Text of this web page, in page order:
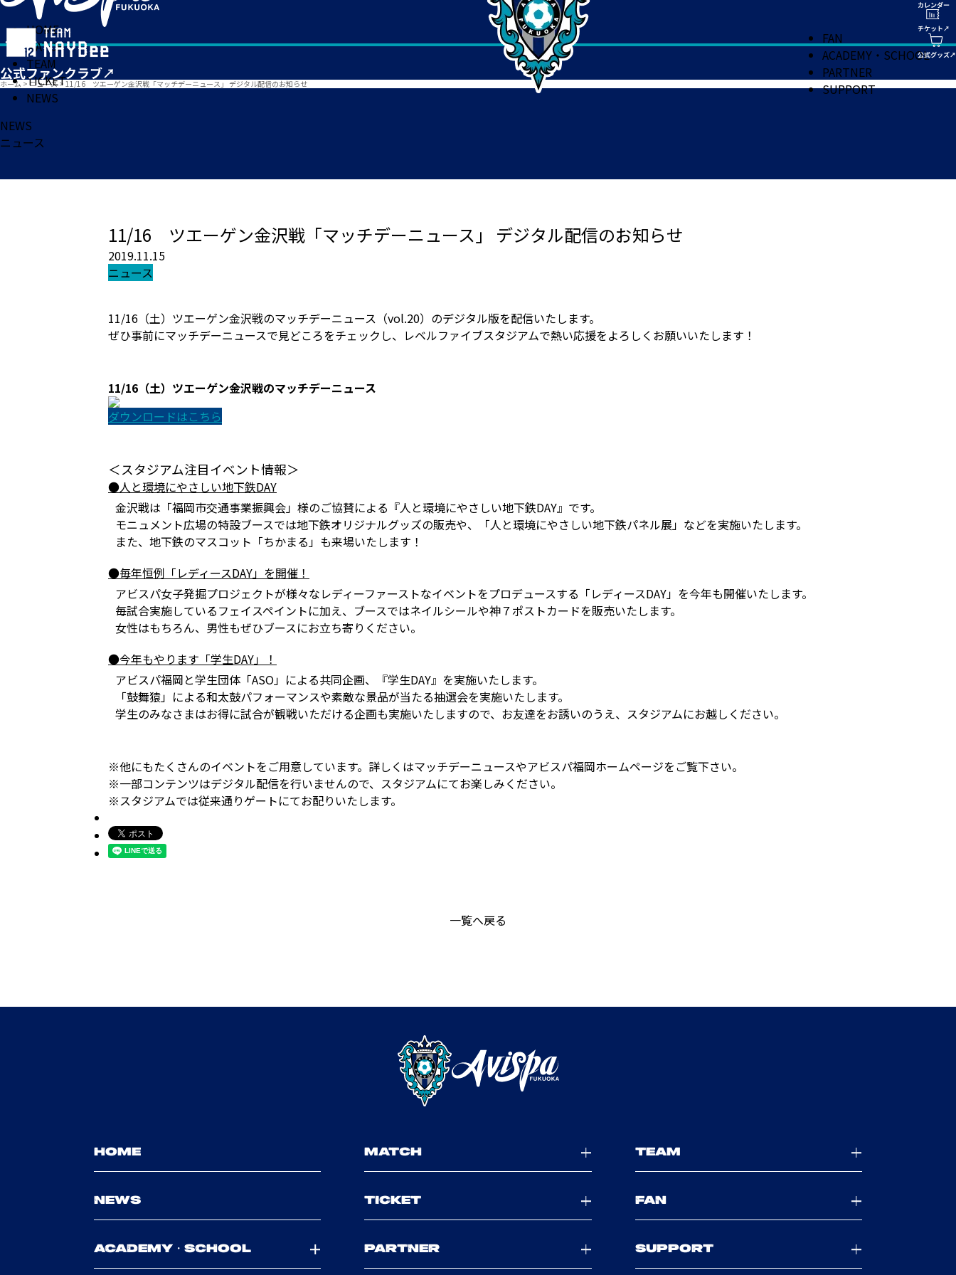
HOME
MATCH
TEAM
TICKET
NEWS
FAN
ACADEMY・SCHOOL
PARTNER
SUPPORT
ホーム > ニュース> 11/16 ツエーゲン金沢戦「マッチデーニュース」 デジタル配信のお知らせ
NEWS
ニュース
11/16 ツエーゲン金沢戦「マッチデーニュース」 デジタル配信のお知らせ
2019.11.15
ニュース
11/16（土）ツエーゲン金沢戦のマッチデーニュース（vol.20）のデジタル版を配信いたします。
ぜひ事前にマッチデーニュースで見どころをチェックし、レベルファイブスタジアムで熱い応援をよろしくお願いいたします！
11/16（土）ツエーゲン金沢戦のマッチデーニュース
ダウンロードはこちら
＜スタジアム注目イベント情報＞
●人と環境にやさしい地下鉄DAY
金沢戦は「福岡市交通事業振興会」様のご協賛による『人と環境にやさしい地下鉄DAY』です。
モニュメント広場の特設ブースでは地下鉄オリジナルグッズの販売や、「人と環境にやさしい地下鉄パネル展」などを実施いたします。
また、地下鉄のマスコット「ちかまる」も来場いたします！
●毎年恒例「レディースDAY」を開催！
アビスパ女子発掘プロジェクトが様々なレディーファーストなイベントをプロデュースする「レディースDAY」を今年も開催いたします。
毎試合実施しているフェイスペイントに加え、ブースではネイルシールや神７ポストカードを販売いたします。
女性はもちろん、男性もぜひブースにお立ち寄りください。
●今年もやります「学生DAY」！
アビスパ福岡と学生団体「ASO」による共同企画、『学生DAY』を実施いたします。
「鼓舞猿」による和太鼓パフォーマンスや素敵な景品が当たる抽選会を実施いたします。
学生のみなさまはお得に試合が観戦いただける企画も実施いたしますので、お友達をお誘いのうえ、スタジアムにお越しください。
※他にもたくさんのイベントをご用意しています。詳しくはマッチデーニュースやアビスパ福岡ホームページをご覧下さい。
※一部コンテンツはデジタル配信を行いませんので、スタジアムにてお楽しみください。
※スタジアムでは従来通りゲートにてお配りいたします。
一覧へ戻る
HOME MATCH TEAM
NEWS TICKET FAN
ACADEMY・SCHOOL PARTNER SUPPORT